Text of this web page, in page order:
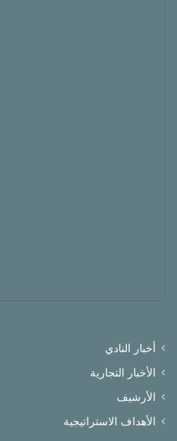
أخبار النادي
الأخبار التجارية
الأرشيف
الأهداف الاستراتيجية